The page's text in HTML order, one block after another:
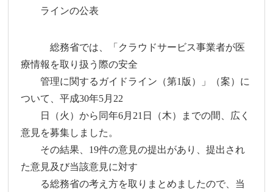
ラインの公表
総務省では、「クラウドサービス事業者が医
療情報を取り扱う際の安全
管理に関するガイドライン（第1版）」（案）に
ついて、平成30年5月22
日（火）から同年6月21日（木）までの間、広く
意見を募集しました。
その結果、19件の意見の提出があり、提出され
た意見及び当該意見に対す
る総務省の考え方を取りまとめましたので、当